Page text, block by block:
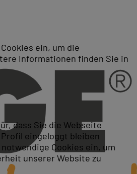
ein, um die
Informationen finden Sie in
dass Sie die Webseite
eingeloggt bleiben
Cookies ein, um
unserer Website zu